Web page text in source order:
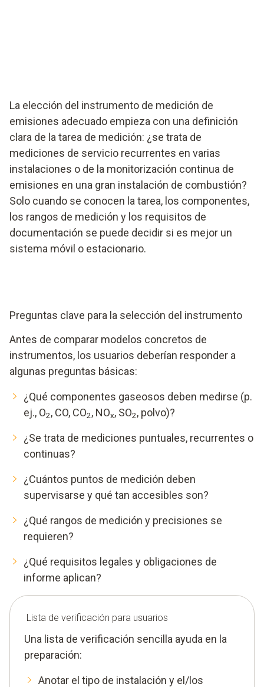
La elección del instrumento de medición de
emisiones adecuado empieza con una definición
clara de la tarea de medición: ¿se trata de
mediciones de servicio recurrentes en varias
instalaciones o de la monitorización continua de
emisiones en una gran instalación de combustión?
Solo cuando se conocen la tarea, los componentes,
los rangos de medición y los requisitos de
documentación se puede decidir si es mejor un
sistema móvil o estacionario.
Preguntas clave para la selección del instrumento
Antes de comparar modelos concretos de
instrumentos, los usuarios deberían responder a
algunas preguntas básicas:
¿Qué componentes gaseosos deben medirse (p.
ej., O2, CO, CO2, NOx, SO2, polvo)?
¿Se trata de mediciones puntuales, recurrentes o
continuas?
¿Cuántos puntos de medición deben
supervisarse y qué tan accesibles son?
¿Qué rangos de medición y precisiones se
requieren?
¿Qué requisitos legales y obligaciones de
informe aplican?
Lista de verificación para usuarios
Una lista de verificación sencilla ayuda en la
preparación:
Anotar el tipo de instalación y el/los